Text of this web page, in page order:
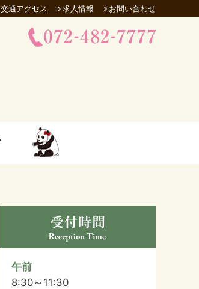
交通アクセス 求人情報 お問い合わせ
午前
8:30～11:30